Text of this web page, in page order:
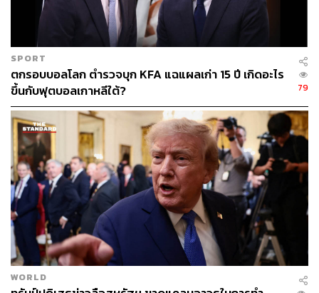
หากหมู วัว และไก่ ได้รับสารเคมีในปริมาณสูงและต่อเนื่อง
เป็นเวลานาน จะทำให้สัตว์เกิดความเครียด เพิ่มอัตราการเต้น
ของหัวใจ อันตรายถึงขั้นเสียชีวิตก็มี ยิ่งไปกว่านั้นสารเคมีจะ
สะสมในเนื้อเยื่อ ฝั่งผู้บริโภคเอง ถ้ากินเนื้อหมูและผลิตภัณฑ์ที่
มีสารตกค้าง อาจทำให้เกิดอาการข้างเคียง เช่น หัวใจเต้นเร็ว
ผิดปกติ, ใจสั่น, ปวดศีรษะ และคลื่นไส้อาเจียน โดยเฉพาะ
อย่างยิ่งในกลุ่มผู้ป่วยโรคหัวใจ เบาหวาน สตรีมีครรภ์ เด็ก
และผู้สูงอายุ จะยิ่งเสี่ยงขึ้นไปอีก
ต่อให้ปรุงสุกก็ไม่ปลอดภัย เพราะข้อมูลจากการค้นคว้าวิจัย
ทางวิทยาศาสตร์เรื่อง ‘Effect of different cooking methods
on ractopamine residues in beef’ ได้ทดสอบความคงตัวของ
สารแรคโตพามีน ซึ่งเป็นสารเคมีในกลุ่มเบต้าอะโกนิสต์ ด้วย
กระบวนการให้ความร้อนหลายแบบ พบว่าสารเร่งเนื้อแดง มี
ความคงตัวสูงและไม่ถูกทำลายด้วยความร้อนจากการปรุง
อาหาร
SPORT
ตกรอบบอลโลก ตำรวจบุก KFA แฉแผลเก่า 15 ปี เกิดอะไร
ขึ้นกับฟุตบอลเกาหลีใต้?
79
WORLD